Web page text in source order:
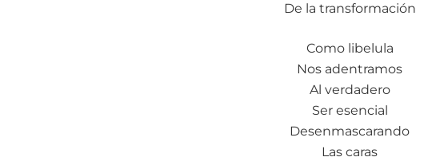
De la transformación
Como libelula
Nos adentramos
Al verdadero
Ser esencial
Desenmascarando
Las caras